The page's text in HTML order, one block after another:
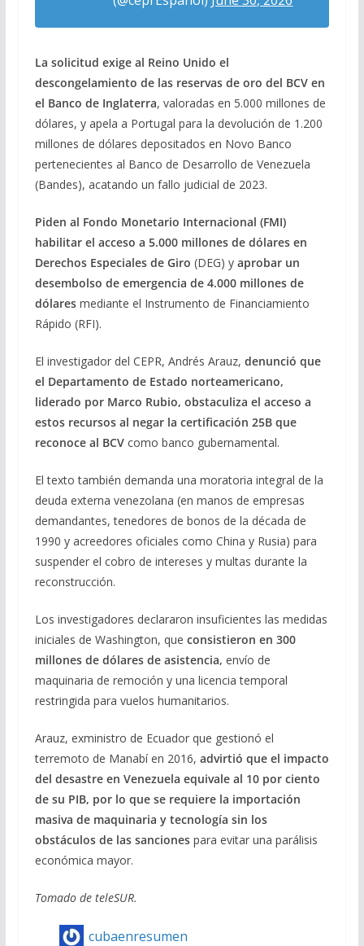
La solicitud exige al Reino Unido el
descongelamiento de las reservas de oro del BCV en
el Banco de Inglaterra, valoradas en 5.000 millones de
dólares, y apela a Portugal para la devolución de 1.200
millones de dólares depositados en Novo Banco
pertenecientes al Banco de Desarrollo de Venezuela
(Bandes), acatando un fallo judicial de 2023.
Piden al Fondo Monetario Internacional (FMI)
habilitar el acceso a 5.000 millones de dólares en
Derechos Especiales de Giro (DEG) y aprobar un
desembolso de emergencia de 4.000 millones de
dólares mediante el Instrumento de Financiamiento
Rápido (RFI).
El investigador del CEPR, Andrés Arauz, denunció que
el Departamento de Estado norteamericano,
liderado por Marco Rubio, obstaculiza el acceso a
estos recursos al negar la certificación 25B que
reconoce al BCV como banco gubernamental.
El texto también demanda una moratoria integral de la
deuda externa venezolana (en manos de empresas
demandantes, tenedores de bonos de la década de
1990 y acreedores oficiales como China y Rusia) para
suspender el cobro de intereses y multas durante la
reconstrucción.
Los investigadores declararon insuficientes las medidas
iniciales de Washington, que consistieron en 300
millones de dólares de asistencia, envío de
maquinaria de remoción y una licencia temporal
restringida para vuelos humanitarios.
Arauz, exministro de Ecuador que gestionó el
terremoto de Manabí en 2016, advirtió que el impacto
del desastre en Venezuela equivale al 10 por ciento
de su PIB, por lo que se requiere la importación
masiva de maquinaria y tecnología sin los
obstáculos de las sancionespara evitar una parálisis
económica mayor.
Tomado de teleSUR.
cubaenresumen